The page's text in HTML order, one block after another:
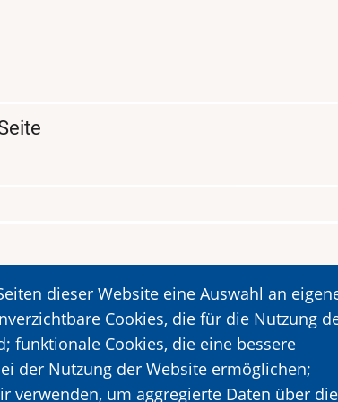
dieser Website eine Auswahl an
Cookies, die für die Nutzung
funktionale Cookies, die eine bessere
der Nutzung der Website ermöglichen;
verwenden, um aggregierte Daten über die
DER STADT KALAVRYTA
PLZ 25001
,+302692360220
|| info@dmko.gr